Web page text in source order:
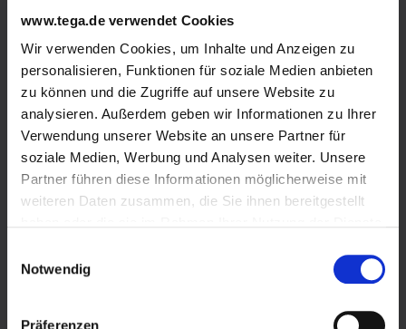
www.tega.de verwendet Cookies
Wir verwenden Cookies, um Inhalte und Anzeigen zu
personalisieren, Funktionen für soziale Medien anbieten
zu können und die Zugriffe auf unsere Website zu
analysieren. Außerdem geben wir Informationen zu Ihrer
Verwendung unserer Website an unsere Partner für
soziale Medien, Werbung und Analysen weiter. Unsere
Partner führen diese Informationen möglicherweise mit
weiteren Daten zusammen, die Sie ihnen bereitgestellt
Wir verwenden Cookies und andere Technologien auf
unserer Webseite. Einige von ihnen sind essenziell,
während andere uns helfen, diese Website und Ihre
Notwendig
Präferenzen
Varianten Flüssiggastank
Einsatzgebiete
Notversorgung
Energiespartipps
Sicherheit und Umweltschutz
Tankgas-Angebot